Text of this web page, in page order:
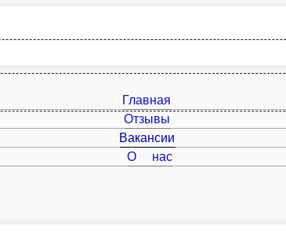
Главная
Отзывы
Вакансии
О нас